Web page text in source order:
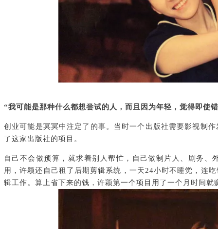
“我可能是那种什么都想尝试的人，而且因为年轻，觉得即使
创业可能是冥冥中注定了的事。当时一个出版社需要影视制
了这家出版社的项目。
自己不会做预算，就求着别人帮忙，自己做制片人、剧务
用，许颖还自己租了后期剪辑系统，一天24小时不睡觉，连
辑工作。算上省下来的钱，许颖第一个项目用了一个月时间就